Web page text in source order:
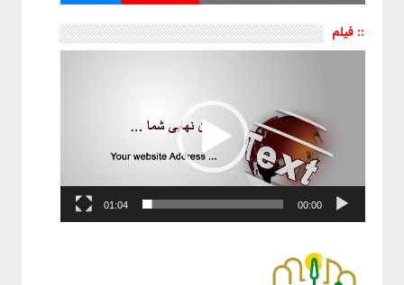
:: فیلم
نمایشگر
00:00
01:04